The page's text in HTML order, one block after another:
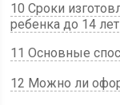
10 Сроки
ребенка до 14 лет
11 Основные
12 Можно ли